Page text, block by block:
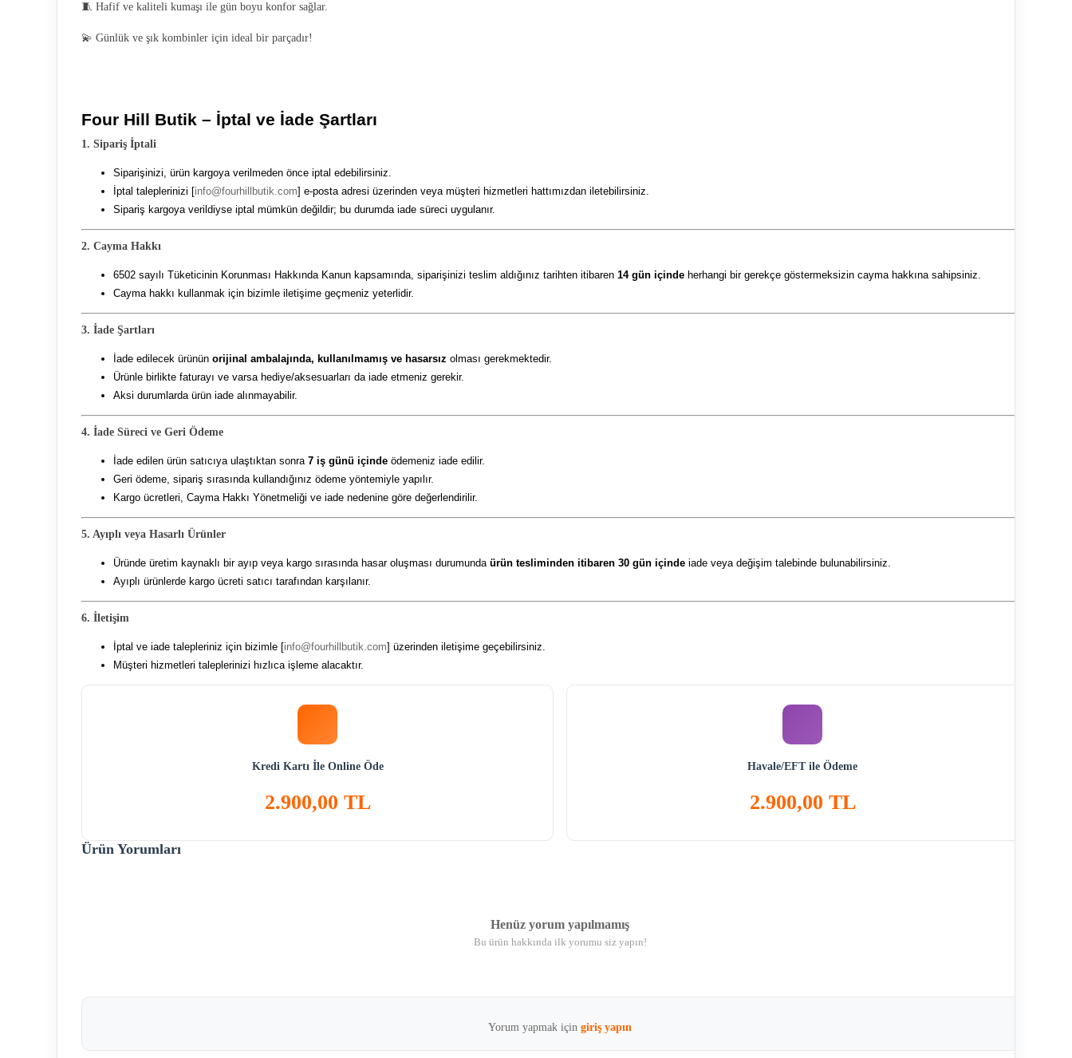
🧵 Hafif ve kaliteli kumaşı ile gün boyu konfor sağlar.
💫 Günlük ve şık kombinler için ideal bir parçadır!
Four Hill Butik – İptal ve İade Şartları
1. Sipariş İptali
Siparişinizi, ürün kargoya verilmeden önce iptal edebilirsiniz.
İptal taleplerinizi [info@fourhillbutik.com] e-posta adresi üzerinden veya müşteri hizmetleri hattımızdan iletebilirsiniz.
Sipariş kargoya verildiyse iptal mümkün değildir; bu durumda iade süreci uygulanır.
2. Cayma Hakkı
6502 sayılı Tüketicinin Korunması Hakkında Kanun kapsamında, siparişinizi teslim aldığınız tarihten itibaren 14 gün içinde herhangi bir gerekçe göstermeksizin cayma hakkına sahipsiniz.
Cayma hakkı kullanmak için bizimle iletişime geçmeniz yeterlidir.
3. İade Şartları
İade edilecek ürünün orijinal ambalajında, kullanılmamış ve hasarsız olması gerekmektedir.
Ürünle birlikte faturayı ve varsa hediye/aksesuarları da iade etmeniz gerekir.
Aksi durumlarda ürün iade alınmayabilir.
4. İade Süreci ve Geri Ödeme
İade edilen ürün satıcıya ulaştıktan sonra 7 iş günü içinde ödemeniz iade edilir.
Geri ödeme, sipariş sırasında kullandığınız ödeme yöntemiyle yapılır.
Kargo ücretleri, Cayma Hakkı Yönetmeliği ve iade nedenine göre değerlendirilir.
5. Ayıplı veya Hasarlı Ürünler
Üründe üretim kaynaklı bir ayıp veya kargo sırasında hasar oluşması durumunda ürün tesliminden itibaren 30 gün içinde iade veya değişim talebinde bulunabilirsiniz.
Ayıplı ürünlerde kargo ücreti satıcı tarafından karşılanır.
6. İletişim
İptal ve iade talepleriniz için bizimle [info@fourhillbutik.com] üzerinden iletişime geçebilirsiniz.
Müşteri hizmetleri taleplerinizi hızlıca işleme alacaktır.
Kredi Kartı İle Online Öde
2.900,00 TL
Havale/EFT ile Ödeme
2.900,00 TL
Ürün Yorumları
Henüz yorum yapılmamış
Bu ürün hakkında ilk yorumu siz yapın!
Yorum yapmak için giriş yapın